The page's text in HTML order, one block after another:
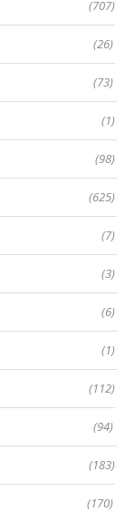
(707)
(26)
(73)
(1)
(98)
(625)
(7)
(3)
(6)
(1)
(112)
(94)
(183)
(170)